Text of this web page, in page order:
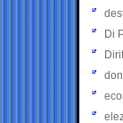
Di